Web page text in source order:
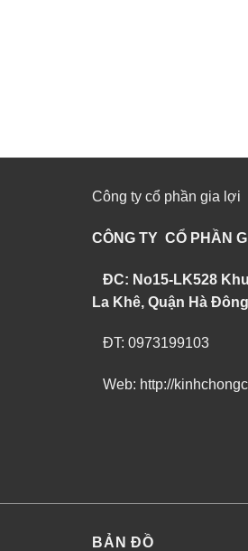
Công ty cổ phần gia lợi
CÔNG TY CỔ PHẦN
ĐC: No15-LK528
La Khê, Quận Hà
ĐT: 0973199103
Web: http://
BẢN ĐỒ